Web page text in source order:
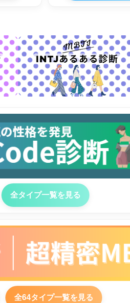
全タイプ一覧を見る
全64タイプ一覧を見る